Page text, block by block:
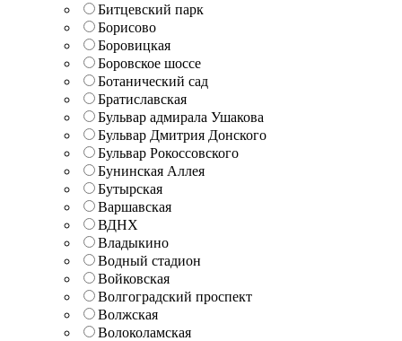
Битцевский парк
Борисово
Боровицкая
Боровское шоссе
Ботанический сад
Братиславская
Бульвар адмирала Ушакова
Бульвар Дмитрия Донского
Бульвар Рокоссовского
Бунинская Аллея
Бутырская
Варшавская
ВДНХ
Владыкино
Водный стадион
Войковская
Волгоградский проспект
Волжская
Волоколамская